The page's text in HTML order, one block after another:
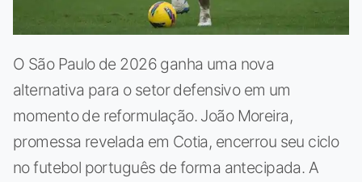
O São Paulo de 2026 ganha uma nova
alternativa para o setor defensivo em um
momento de reformulação. João Moreira,
promessa revelada em Cotia, encerrou seu ciclo
no futebol português de forma antecipada. A